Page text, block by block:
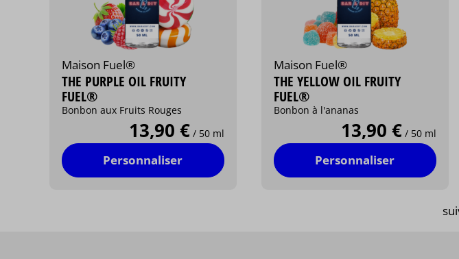
Maison Fuel®
THE PURPLE OIL FRUITY
FUEL®
Bonbon aux Fruits Rouges
13,90 € / 50 ml
Personnaliser
Maison Fuel®
THE YELLOW OIL FRUITY
FUEL®
Bonbon à l'ananas
13,90 € / 50 ml
Personnaliser